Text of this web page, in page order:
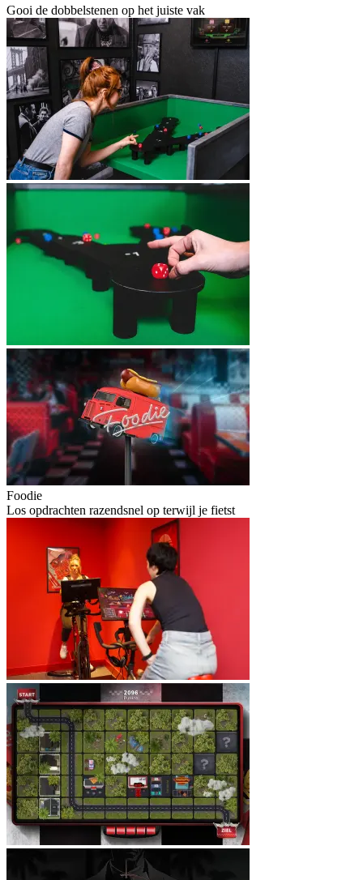
Gooi de dobbelstenen op het juiste vak
Foodie
Los opdrachten razendsnel op terwijl je fietst